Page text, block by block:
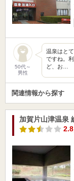
50代～
男性
温泉はと
ですね。
ど、お…
関連情報から探す
加賀片山津温泉